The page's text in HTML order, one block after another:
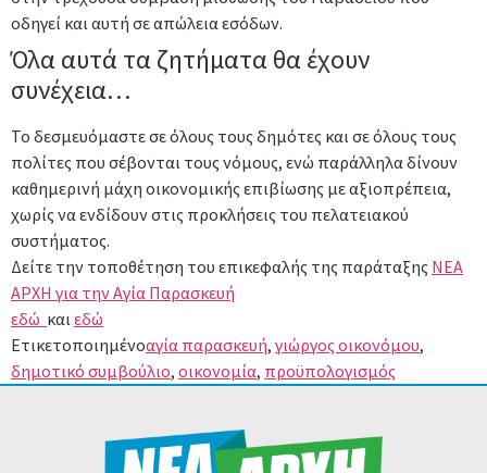
οδηγεί και αυτή σε απώλεια εσόδων.
Όλα αυτά τα ζητήματα θα έχουν
συνέχεια…
Το δεσμευόμαστε σε όλους τους δημότες και σε όλους τους
πολίτες που σέβονται τους νόμους, ενώ παράλληλα δίνουν
καθημερινή μάχη οικονομικής επιβίωσης με αξιοπρέπεια,
χωρίς να ενδίδουν στις προκλήσεις του πελατειακού
συστήματος.
Δείτε την τοποθέτηση του επικεφαλής της παράταξης ΝΕΑ
ΑΡΧΗ για την Αγία Παρασκευή
εδώ και εδώ
Ετικετοποιημένοαγία παρασκευή,γιώργος οικονόμου,
δημοτικό συμβούλιο, οικονομία, προϋπολογισμός